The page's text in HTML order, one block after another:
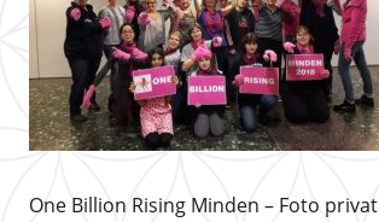
One Billion Rising Minden – Foto privat